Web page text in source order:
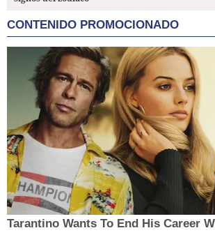
CONTENIDO PROMOCIONADO
Tarantino Wants To End His Career